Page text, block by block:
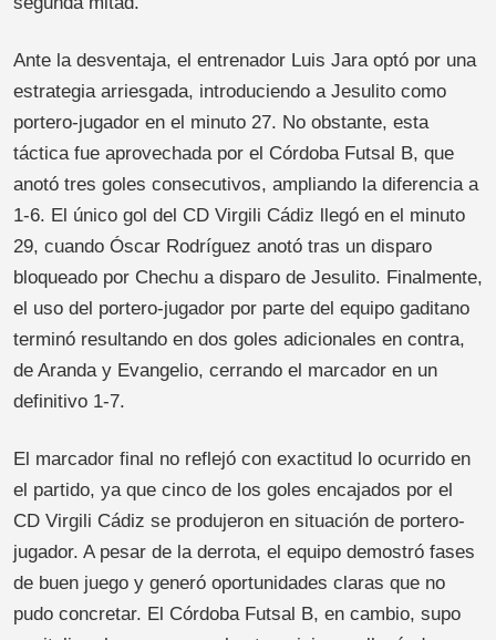
Ante la desventaja, el entrenador Luis Jara optó por una
estrategia arriesgada, introduciendo a Jesulito como
portero-jugador en el minuto 27. No obstante, esta
táctica fue aprovechada por el Córdoba Futsal B, que
anotó tres goles consecutivos, ampliando la diferencia a
1-6. El único gol del CD Virgili Cádiz llegó en el minuto
29, cuando Óscar Rodríguez anotó tras un disparo
bloqueado por Chechu a disparo de Jesulito. Finalmente,
el uso del portero-jugador por parte del equipo gaditano
terminó resultando en dos goles adicionales en contra,
de Aranda y Evangelio, cerrando el marcador en un
definitivo 1-7.
El marcador final no reflejó con exactitud lo ocurrido en
el partido, ya que cinco de los goles encajados por el
CD Virgili Cádiz se produjeron en situación de portero-
jugador. A pesar de la derrota, el equipo demostró fases
de buen juego y generó oportunidades claras que no
pudo concretar. El Córdoba Futsal B, en cambio, supo